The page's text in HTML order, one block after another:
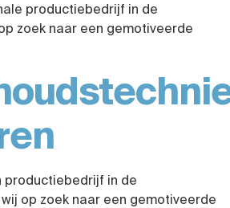
productiebedrijf in de
zoek naar een gemotiveerde
productiebedrijf in de
op zoek naar een gemotiveerde